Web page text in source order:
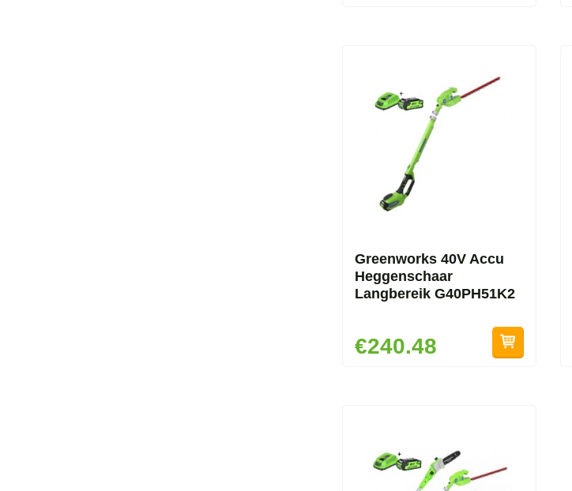
Greenworks 40V Accu
Heggenschaar
Langbereik G40PH51K2
€240.48